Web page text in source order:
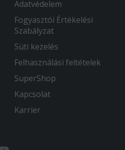
Adatvédelem
Fogyasztói Értékelési
Szabályzat
Süti kezelés
Felhasználási feltételek
SuperShop
Kapcsolat
Karrier